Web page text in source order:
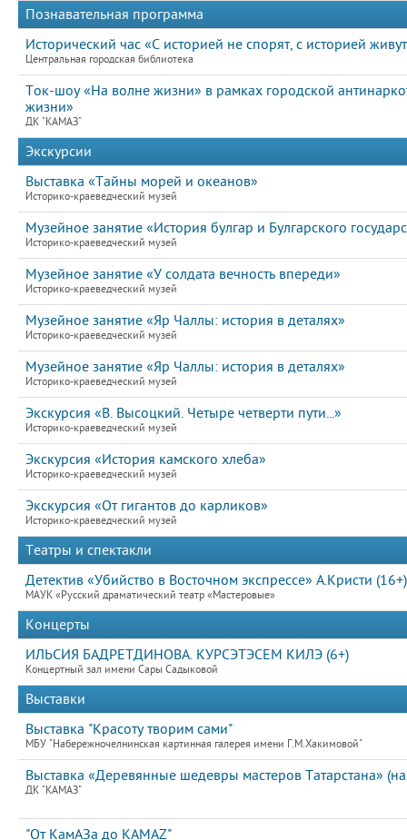
Познавательная программа
Исторический час «С историей не спорят, с историей
Центральная городская библиотека
Ток-шоу «На волне жизни» в рамках городской
жизни»
ДК "КАМАЗ"
Экскурсии
Выставка «Тайны морей и океанов»
Историко-краеведческий музей
Музейное занятие «История булгар и Булгарского
Историко-краеведческий музей
Музейное занятие «У солдата вечность впереди»
Историко-краеведческий музей
Музейное занятие «Яр Чаллы: история в деталях»
Историко-краеведческий музей
Музейное занятие «Яр Чаллы: история в деталях»
Историко-краеведческий музей
Экскурсия «В. Высоцкий. Четыре четверти пути...»
Историко-краеведческий музей
Экскурсия «История камского хлеба»
Историко-краеведческий музей
Экскурсия «От гигантов до карликов»
Историко-краеведческий музей
Театры и спектакли
Детектив «Убийство в Восточном экспрессе» А.Кристи (16+)
МАУК «Русский драматический театр «Мастеровые»
Концерты
ИЛЬСИЯ БАДРЕТДИНОВА. КУРСЭТЭСЕМ КИЛЭ (6+)
Концертный зал имени Сары Садыковой
Выставки
Выставка "Красоту творим сами"
МБУ "Набережночелнинская картинная галерея имени Г.М.Хакимовой"
Выставка «Деревянные шедевры мастеров Татарстана»
ДК "КАМАЗ"
"От КамАЗа до KAMAZ"